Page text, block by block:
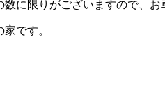
に限りがございますので、
です。